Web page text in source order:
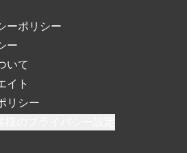
ーポリシー
ー
いて
イト
リシー